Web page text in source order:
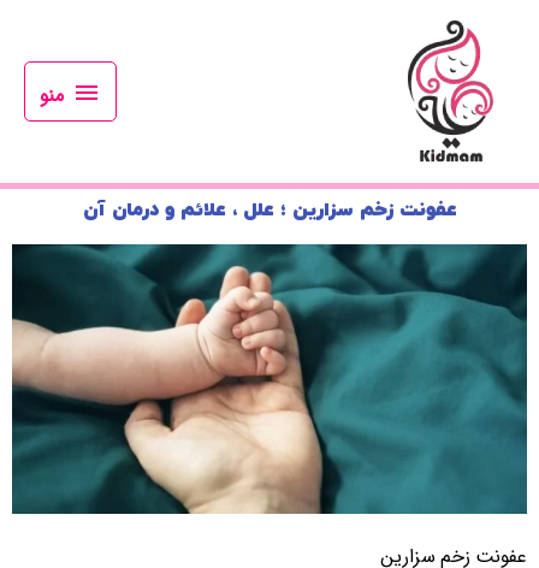
منو
عفونت زخم سزارین ؛ علل ، علائم و درمان آن
عفونت زخم سزارین